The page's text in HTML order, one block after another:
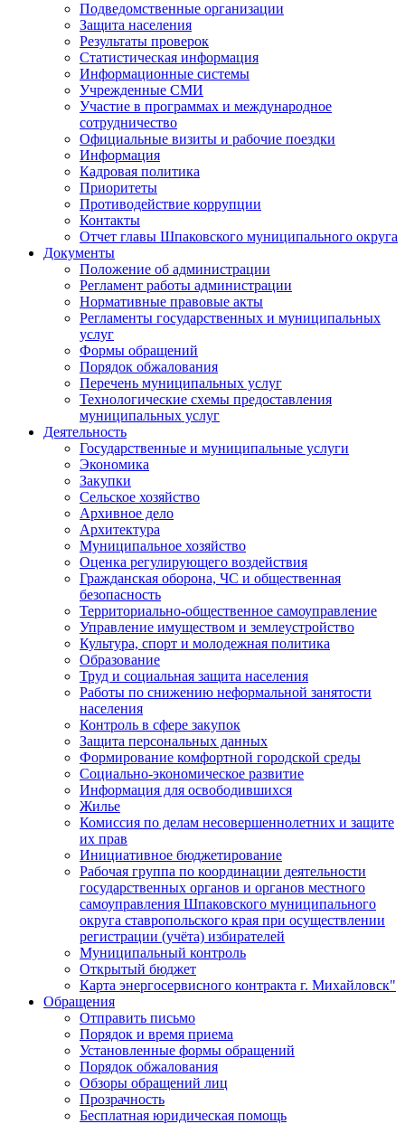
Подведомственные организации
Защита населения
Результаты проверок
Статистическая информация
Информационные системы
Учрежденные СМИ
Участие в программах и международное
сотрудничество
Официальные визиты и рабочие поездки
Информация
Кадровая политика
Приоритеты
Противодействие коррупции
Контакты
Отчет главы Шпаковского муниципального округа
Документы
Положение об администрации
Регламент работы администрации
Нормативные правовые акты
Регламенты государственных и муниципальных
услуг
Формы обращений
Порядок обжалования
Перечень муниципальных услуг
Технологические схемы предоставления
муниципальных услуг
Деятельность
Государственные и муниципальные услуги
Экономика
Закупки
Сельское хозяйство
Архивное дело
Архитектура
Муниципальное хозяйство
Оценка регулирующего воздействия
Гражданская оборона, ЧС и общественная
безопасность
Территориально-общественное самоуправление
Управление имуществом и землеустройство
Культура, спорт и молодежная политика
Образование
Труд и социальная защита населения
Работы по снижению неформальной занятости
населения
Контроль в сфере закупок
Защита персональных данных
Формирование комфортной городской среды
Социально-экономическое развитие
Информация для освободившихся
Жилье
Комиссия по делам несовершеннолетних и защите
их прав
Инициативное бюджетирование
Рабочая группа по координации деятельности
государственных органов и органов местного
самоуправления Шпаковского муниципального
округа ставропольского края при осуществлении
регистрации (учёта) избирателей
Муниципальный контроль
Открытый бюджет
Карта энергосервисного контракта г. Михайловск"
Обращения
Отправить письмо
Порядок и время приема
Установленные формы обращений
Порядок обжалования
Обзоры обращений лиц
Прозрачность
Бесплатная юридическая помощь